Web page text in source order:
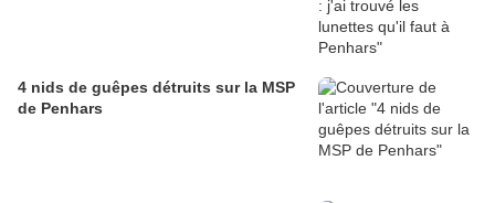
4 nids de guêpes détruits sur la MSP
de Penhars